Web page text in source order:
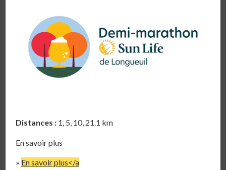
Distances : 1, 5, 10, 21.1 km
En savoir plus
» En savoir plus</a